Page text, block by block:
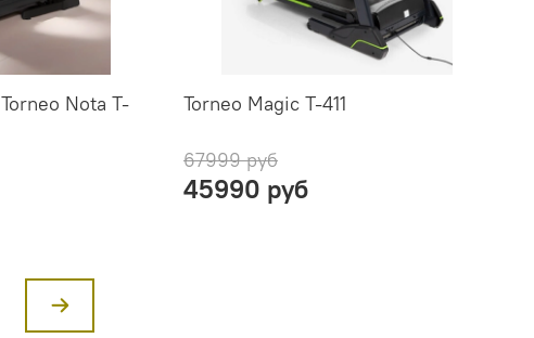
Nota T-
Torneo Magic T-411
67999 руб
45990 руб